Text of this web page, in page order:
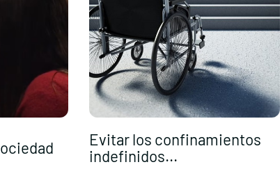
Evitar los confinamientos
indefinidos...